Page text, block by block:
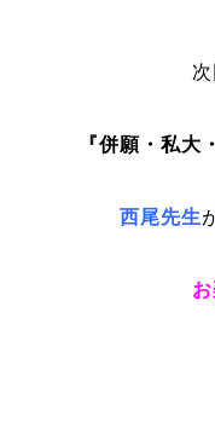
『併願・私大
西尾先生